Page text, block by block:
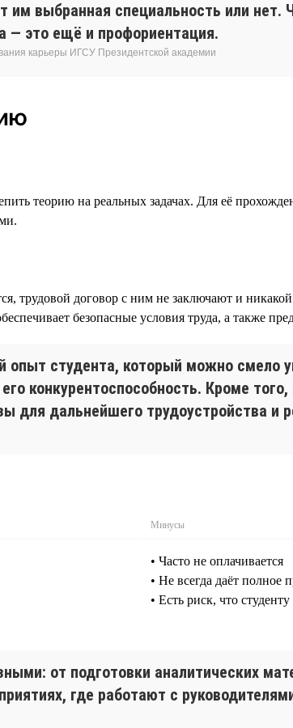
им выбранная специальность или
— это ещё и профориентация.
карьеры ИГСУ Президентской академии
теорию на реальных задачах. Для её
трудовой договор с ним не заключают и
безопасные условия труда, а также
опыт студента, который можно смело
конкурентоспособность. Кроме
для дальнейшего трудоустройства и
Минусы
• Часто не оплачивается
• Не всегда даёт полное
• Есть риск, что
от подготовки аналитических
где работают с